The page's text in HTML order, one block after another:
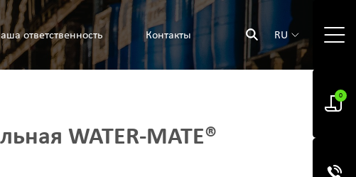
ответственность Контакты RU
0
WATER-MATE®